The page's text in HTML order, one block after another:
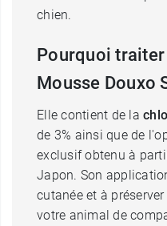
chien.
Pourquoi
Mousse Douxo
Elle contient de la
de 3% ainsi que de
exclusif obtenu à
Japon. Son
cutanée et à
votre animal de